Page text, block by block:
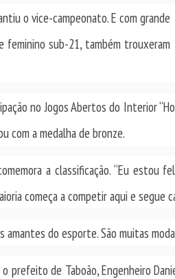
o vice-campeonato. E com grande
feminino sub-21, também trouxeram
no Jogos Abertos do Interior
com a medalha de bronze.
a classificação. “Eu estou
começa a competir aqui e segue
do esporte. São muitas
prefeito de Taboão, Engenheiro